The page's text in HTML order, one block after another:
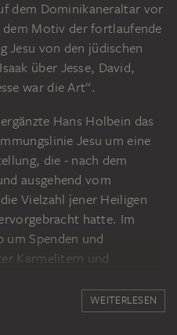
dem Dominikaneraltar vor
Motiv der fortlaufende
Jesu von den jüdischen
über Jesse, David,
war die Art“.
Hans Holbein das
Jesu um eine
die - nach dem
ausgehend vom
Vielzahl jener Heiligen
hatte. Im
Spenden und
Karmelitern und
Heilsvermittler.
zum Himmel
WEITERLESEN